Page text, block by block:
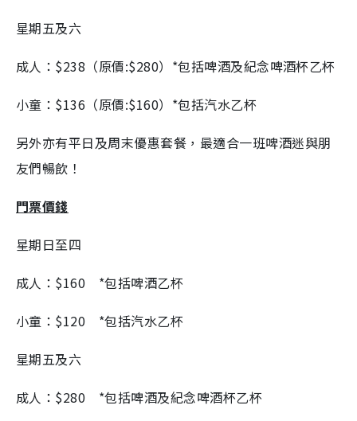
星期五及六
成人：$238（原價:$280）*包括啤酒及紀念啤酒杯乙杯
小童：$136（原價:$160）*包括汽水乙杯
另外亦有平日及周末優惠套餐，最適合一班啤酒迷與朋
友們暢飲！
門票價錢
星期日至四
成人：$160 *包括啤酒乙杯
小童：$120 *包括汽水乙杯
星期五及六
成人：$280 *包括啤酒及紀念啤酒杯乙杯